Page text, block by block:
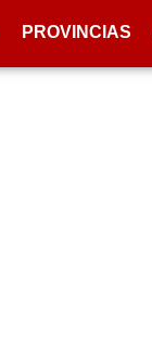
PROVINCIAS